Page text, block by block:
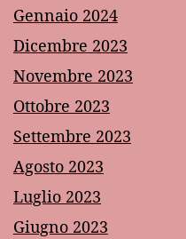
Gennaio 2024
Dicembre 2023
Novembre 2023
Ottobre 2023
Settembre 2023
Agosto 2023
Luglio 2023
Giugno 2023